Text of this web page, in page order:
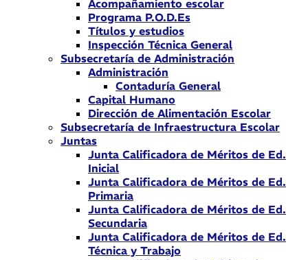
Acompañamiento escolar
Programa P.O.D.Es
Títulos y estudios
Inspección Técnica General
Subsecretaría de Administración
Administración
Contaduría General
Capital Humano
Dirección de Alimentación Escolar
Subsecretaría de Infraestructura Escolar
Juntas
Junta Calificadora de Méritos de Ed.
Inicial
Junta Calificadora de Méritos de Ed.
Primaria
Junta Calificadora de Méritos de Ed.
Secundaria
Junta Calificadora de Méritos de Ed.
Técnica y Trabajo